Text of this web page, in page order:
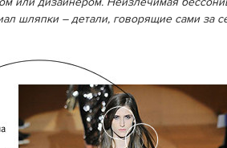
шляпки – детали, говорящие сами за